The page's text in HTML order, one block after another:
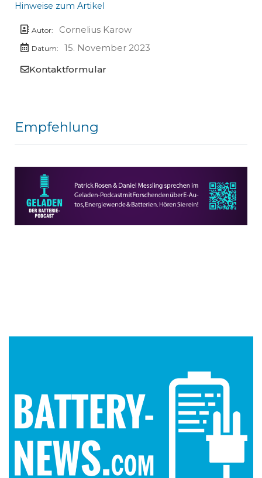
Hinweise zum Artikel
Autor: Cornelius Karow
Datum:
15. November 2023
Kontaktformular
Empfehlung